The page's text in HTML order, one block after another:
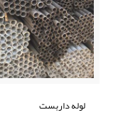
لوله داربست